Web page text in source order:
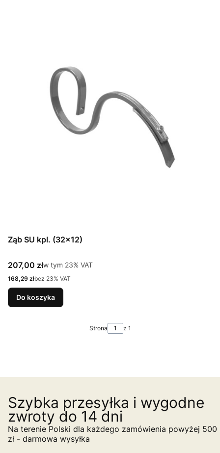
Ząb SU kpl. (32x12)
Cena brutto
207,00 złw tym %s VAT
w tym 23% VAT
Cena netto
168,29 złbez 23% VAT
Do koszyka
Strona z 1
Szybka przesyłka i wygodne
zwroty do 14 dni
Na terenie Polski dla każdego zamówienia powyżej 500
zł - darmowa wysyłka